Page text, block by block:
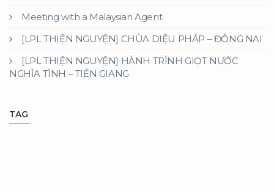
Meeting with a Malaysian Agent
[LPL THIỆN NGUYỆN] CHÙA DIỆU PHÁP – ĐỒNG NAI
[LPL THIỆN NGUYỆN] HÀNH TRÌNH GIỌT NƯỚC
NGHĨA TÌNH – TIỀN GIANG
TAG